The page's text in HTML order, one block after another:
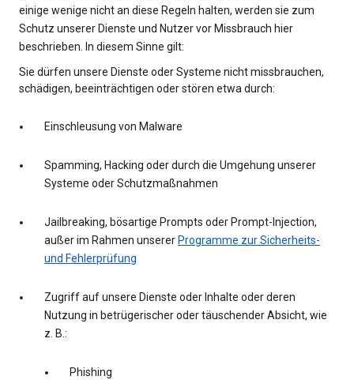
einige wenige nicht an diese Regeln halten, werden sie zum
Schutz unserer Dienste und Nutzer vor Missbrauch hier
beschrieben. In diesem Sinne gilt:
Sie dürfen unsere Dienste oder Systeme nicht missbrauchen,
schädigen, beeinträchtigen oder stören etwa durch:
Einschleusung von Malware
Spamming, Hacking oder durch die Umgehung unserer
Systeme oder Schutzmaßnahmen
Jailbreaking, bösartige Prompts oder Prompt-Injection,
außer im Rahmen unserer Programme zur Sicherheits-
und Fehlerprüfung
Zugriff auf unsere Dienste oder Inhalte oder deren
Nutzung in betrügerischer oder täuschender Absicht, wie
z. B.:
Phishing